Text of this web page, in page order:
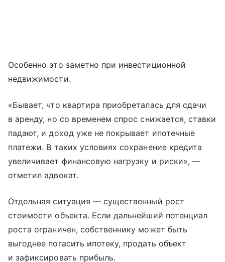
Особенно это заметно при инвестиционной
недвижимости.
«Бывает, что квартира приобреталась для сдачи
в аренду, но со временем спрос снижается, ставки
падают, и доход уже не покрывает ипотечные
платежи. В таких условиях сохранение кредита
увеличивает финансовую нагрузку и риски», —
отметил адвокат.
Отдельная ситуация — существенный рост
стоимости объекта. Если дальнейший потенциал
роста ограничен, собственнику может быть
выгоднее погасить ипотеку, продать объект
и зафиксировать прибыль.